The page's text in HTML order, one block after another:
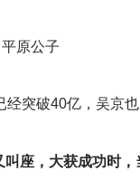
原公子
突破40亿，吴京也
座，大获成功时